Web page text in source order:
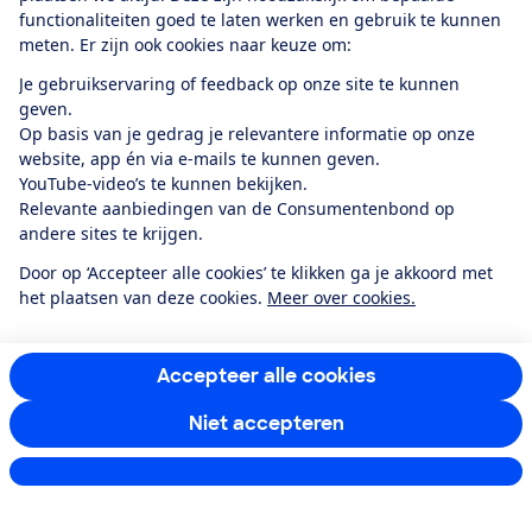
functionaliteiten goed te laten werken en gebruik te kunnen
meten. Er zijn ook cookies naar keuze om:
Je gebruikservaring of feedback op onze site te kunnen
geven.
Op basis van je gedrag je relevantere informatie op onze
website, app én via e-mails te kunnen geven.
YouTube-video’s te kunnen bekijken.
Relevante aanbiedingen van de Consumentenbond op
andere sites te krijgen.
Door op ‘Accepteer alle cookies’ te klikken ga je akkoord met
het plaatsen van deze cookies. Meer over cookies.
Accepteer alle cookies
Niet accepteren
Over ons
Doe mee
Boeken & Bladen
Alles over de
Consumentenbond-
Algemene Voorwaarden
Privacyverklaring
Cookiebeleid
Privacyvoorkeuren
Wijzigen & opzeggen